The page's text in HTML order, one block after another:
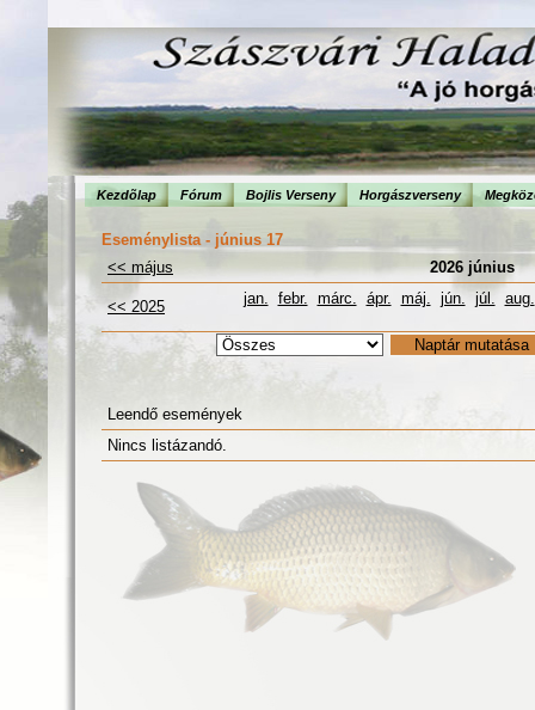
Kezdõlap Fórum Bojlis Verseny Horgászverseny
Eseménylista - június 17
<< május
2026 június
<< 2025 jan. febr. márc. ápr. máj. jún. júl. aug.
Leendő események
Nincs listázandó.